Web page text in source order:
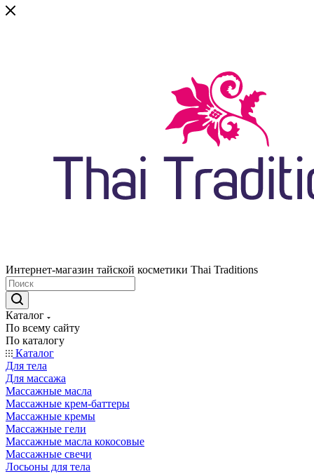
Интернет-магазин тайской косметики Thai Traditions
Каталог
По всему сайту
По каталогу
Каталог
Для тела
Для массажа
Массажные масла
Массажные крем-баттеры
Массажные кремы
Массажные гели
Массажные масла кокосовые
Массажные свечи
Лосьоны для тела